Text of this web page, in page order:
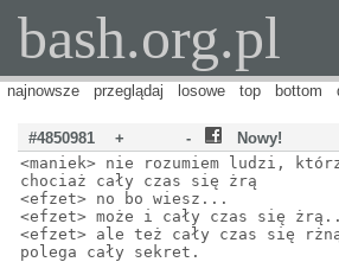
bash.org.pl
najnowsze przeglądaj losowe top bottom
#4850981 + -
Nowy!
<maniek> nie rozumiem ludzi,
chociaż cały czas się żrą
<efzet> no bo wiesz...
<efzet> może i cały czas się
<efzet> ale też cały czas się
polega cały sekret.